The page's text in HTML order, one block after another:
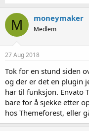
e
rM moneymaker
Medlem
27 Aug 2018
Tok for en stund siden
og der er det en plugin
har til funksjon. Envato
bare for å sjekke etter
hos Themeforest, eller